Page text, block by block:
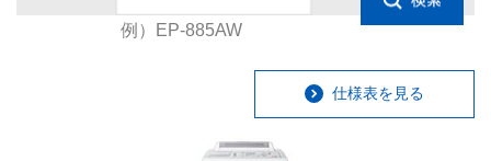
例）EP-885AW
仕様表を見る